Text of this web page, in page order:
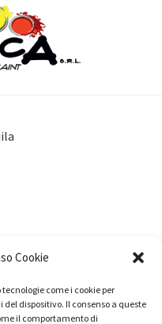
Cookie
come i cookie per
dispositivo. Il consenso a queste
il comportamento di